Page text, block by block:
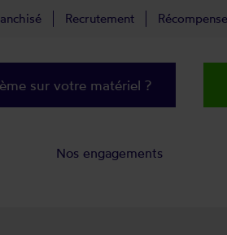
Recrutement
sur votre matériel ?
Nos engagements